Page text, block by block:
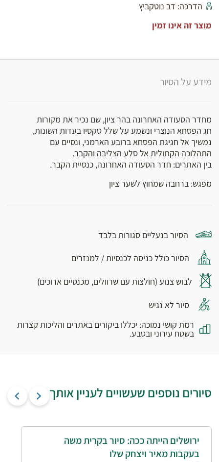
הדרכה: דב נוטקביץ
מוצר זה אינו זמין
מידע על הסיור
מחדר הסעודה האחרונה בהר ציון, שם נכיר את מקורות
חג הפסחא הנוצרי ונשמע על שלל טקסיו בעדות השונות,
נמשיך אל חגיגת הפסחא ברובע הארמני, ונסיים עם
התהלוכה הקתולית אל סלע הצליבה והקבר.
בין האתרים: חדר הסעודה האחרונה, כנסיית הקבר.
מפגש: ברחבה שמחוץ לשער ציון
הסיור בנעליים סגורות בלבד
הסיור כולל כניסה לכנסיות / למנזרים
לבוש צנוע (חולצות עם שרוולים, מכנסיים ארוכים)
סיור לא נגיש
רמת קושי נמוכה: יכללו ביקורים באתרים והליכות קצרות
בשטח עירוני ובטבע.
סיורים נוספים שעשויים לעניין אותך
ירושלים הייתה ככה: סיור בקרית משה
בעקבות מאיר ויצחק שלו